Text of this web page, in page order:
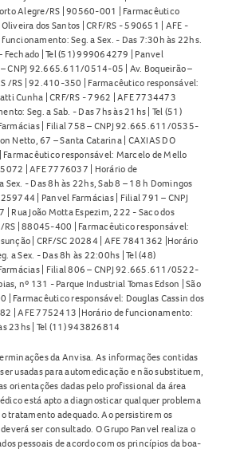
Alegre/RS | 90560-001 | Farmacêutico
dos Santos | CRF/RS - 590651 | AFE -
Seg. a Sex. - Das 7:30h às 22hs.
Fechado | Tel (51) 999064279 | Panvel
CNPJ 92.665.611/0514-05 | Av. Boqueirão –
/RS | 92.410-350 | Farmacêutico responsável:
Cunha | CRF/RS - 7962 | AFE 7734473
Seg. a Sab. - Das 7hs às 21hs | Tel (51)
| Filial 758 – CNPJ 92.665.611/0535-
Netto, 67 – Santa Catarina | CAXIAS DO
responsável: Marcelo de Mello
| AFE 7776037 | Horário de
- Das 8h às 22hs, Sab 8 – 18 h Domingos
| Panvel Farmácias | Filial 791 – CNPJ
João Motta Espezim, 222 - Saco dos
RS | 88045-400 | Farmacêutico responsável:
| CRF/SC 20284 | AFE 7841362 |Horário
a Sex. - Das 8h às 22:00hs | Tel (48)
| Filial 806 – CNPJ 92.665.611/0522-
nº 131 - Parque Industrial Tomas Edson | São
| Farmacêutico responsável: Douglas Cassin dos
| AFE 7752413 |Horário de funcionamento:
23hs | Tel (11) 943826814
da Anvisa. As informações contidas
usadas para automedicação e não substituem,
orientações dadas pelo profissional da área
está apto a diagnosticar qualquer problema
tratamento adequado. Ao persistirem os
ser consultado. O Grupo Panvel realiza o
pessoais de acordo com os princípios da boa-